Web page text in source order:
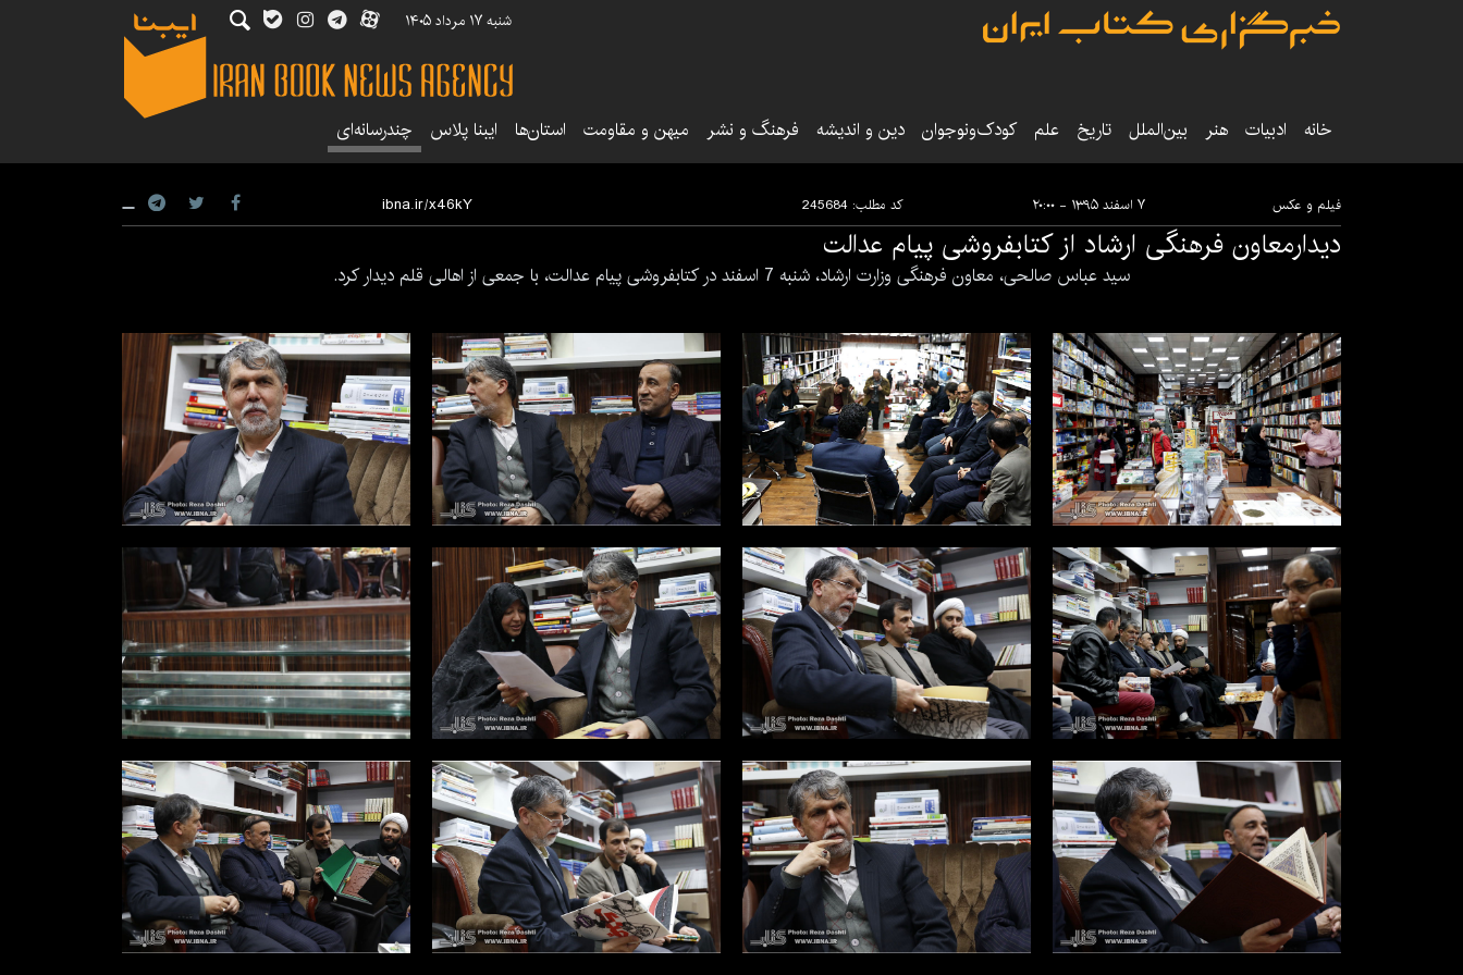
شنبه ۱۷ مرداد ۱۴۰۵
خانه ادبیات هنر بین‌الملل تاریخ‌ علم کودک‌ونوجوان دین و اندیشه فرهنگ و نشر میهن و مقاومت استان‌ها ایبنا پلاس چندرسانه‌ای
فیلم و عکس ۷ اسفند ۱۳۹۵ - ۲۰:۰۰ کد مطلب: 245684
دیدارمعاون فرهنگی ارشاد از کتابفروشی پیام عدالت
سید عباس صالحی، معاون فرهنگی وزارت ارشاد، شنبه 7 اسفند در کتابفروشی پیام عدالت، با جمعی از اهالی قلم دیدار کرد.